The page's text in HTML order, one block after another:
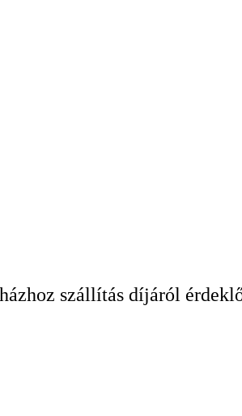
szállítás díjáról